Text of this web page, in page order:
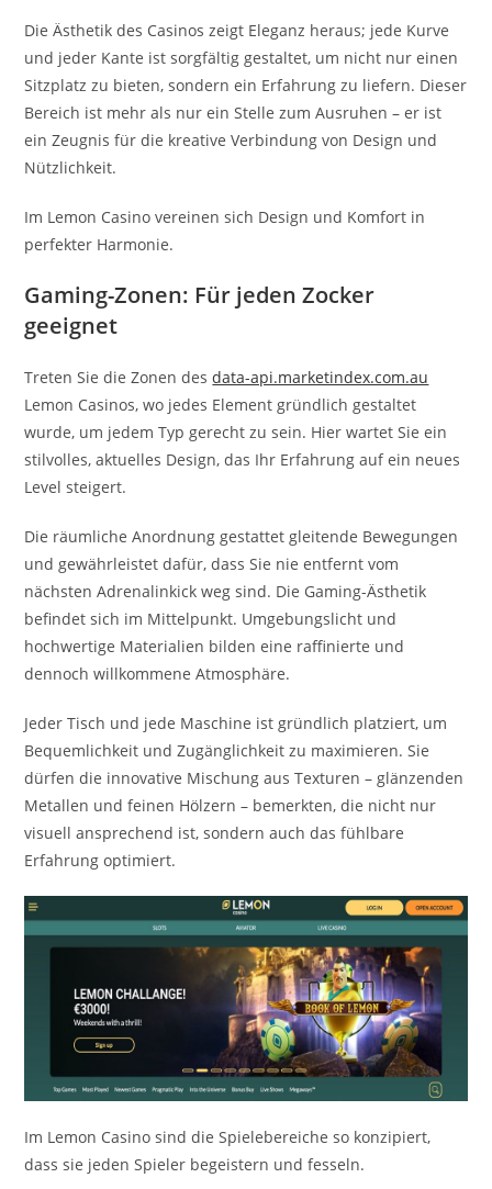
Die Ästhetik des Casinos zeigt Eleganz heraus; jede Kurve
und jeder Kante ist sorgfältig gestaltet, um nicht nur einen
Sitzplatz zu bieten, sondern ein Erfahrung zu liefern. Dieser
Bereich ist mehr als nur ein Stelle zum Ausruhen – er ist
ein Zeugnis für die kreative Verbindung von Design und
Nützlichkeit.
Im Lemon Casino vereinen sich Design und Komfort in
perfekter Harmonie.
Gaming-Zonen: Für jeden Zocker
geeignet
Treten Sie die Zonen desdata-api.marketindex.com.au
Lemon Casinos, wo jedes Element gründlich gestaltet
wurde, um jedem Typ gerecht zu sein. Hier wartet Sie ein
stilvolles, aktuelles Design, das Ihr Erfahrung auf ein neues
Level steigert.
Die räumliche Anordnung gestattet gleitende Bewegungen
und gewährleistet dafür, dass Sie nie entfernt vom
nächsten Adrenalinkick weg sind. Die Gaming-Ästhetik
befindet sich im Mittelpunkt. Umgebungslicht und
hochwertige Materialien bilden eine raffinierte und
dennoch willkommene Atmosphäre.
Jeder Tisch und jede Maschine ist gründlich platziert, um
Bequemlichkeit und Zugänglichkeit zu maximieren. Sie
dürfen die innovative Mischung aus Texturen – glänzenden
Metallen und feinen Hölzern – bemerkten, die nicht nur
visuell ansprechend ist, sondern auch das fühlbare
Erfahrung optimiert.
Im Lemon Casino sind die Spielebereiche so konzipiert,
dass sie jeden Spieler begeistern und fesseln.